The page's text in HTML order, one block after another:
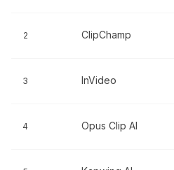
2 ClipChamp
3 InVideo
4 Opus Clip AI